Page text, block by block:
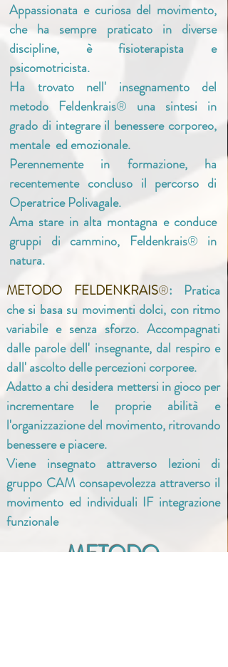
Appassionata e curiosa del movimento,
che ha sempre praticato in diverse
discipline, è fisioterapista e
psicomotricista.
Ha trovato nell' insegnamento del
metodo Feldenkrais® una sintesi in
grado di integrare il benessere corporeo,
mentale ed emozionale.
Perennemente in formazione, ha
recentemente concluso il percorso di
Operatrice Polivagale.
Ama stare in alta montagna e conduce
gruppi di cammino, Feldenkrais® in
natura.
METODO FELDENKRAIS®: Pratica
che si basa su movimenti dolci, con ritmo
variabile e senza sforzo. Accompagnati
dalle parole dell' insegnante, dal respiro e
dall' ascolto delle percezioni corporee.
Adatto a chi desidera mettersi in gioco per
incrementare le proprie abilità e
l'organizzazione del movimento, ritrovando
benessere e piacere.
Viene insegnato attraverso lezioni di
gruppo CAM consapevolezza attraverso il
movimento ed individuali IF integrazione
funzionale
METODO